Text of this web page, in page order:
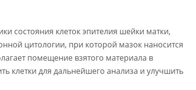
состояния клеток эпителия шейки матки,
цитологии, при которой мазок наносится
помещение взятого материала в
клетки для дальнейшего анализа и улучшить